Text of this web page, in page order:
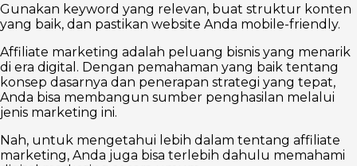
Gunakan keyword yang relevan, buat struktur konten
yang baik, dan pastikan website Anda mobile-friendly.
Affiliate marketing adalah peluang bisnis yang menarik
di era digital. Dengan pemahaman yang baik tentang
konsep dasarnya dan penerapan strategi yang tepat,
Anda bisa membangun sumber penghasilan melalui
jenis marketing ini.
Nah, untuk mengetahui lebih dalam tentang affiliate
marketing, Anda juga bisa terlebih dahulu memahami